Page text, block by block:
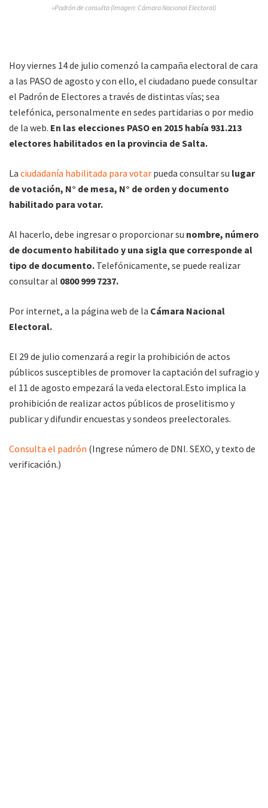
»Padrón de consulta (Imagen: Cámara Nacional Electoral)
Hoy viernes 14 de julio comenzó la campaña electoral de cara
a las PASO de agosto y con ello, el ciudadano puede consultar
el Padrón de Electores a través de distintas vías; sea
telefónica, personalmente en sedes partidarias o por medio
de la web. En las elecciones PASO en 2015 había 931.213
electores habilitados en la provincia de Salta.
La ciudadanía habilitada para votar pueda consultar su lugar
de votación, N° de mesa, N° de orden y documento
habilitado para votar.
Al hacerlo, debe ingresar o proporcionar su nombre, número
de documento habilitado y una sigla que corresponde al
tipo de documento. Telefónicamente, se puede realizar
consultar al 0800 999 7237.
Por internet, a la página web de la Cámara Nacional
Electoral.
El 29 de julio comenzará a regir la prohibición de actos
públicos susceptibles de promover la captación del sufragio y
el 11 de agosto empezará la veda electoral.Esto implica la
prohibición de realizar actos públicos de proselitismo y
publicar y difundir encuestas y sondeos preelectorales.
Consulta el padrón (Ingrese número de DNI. SEXO, y texto de
verificación.)